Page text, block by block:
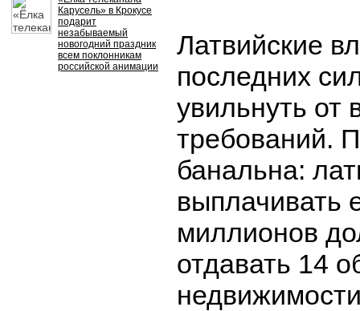
Карусель» в Крокусе
подарит
незабываемый
новогодний праздник
всем поклонникам
российской анимации
Латвийские
последних
увильнуть от
требований.
банальна:
выплачивать
миллионов
отдавать 14